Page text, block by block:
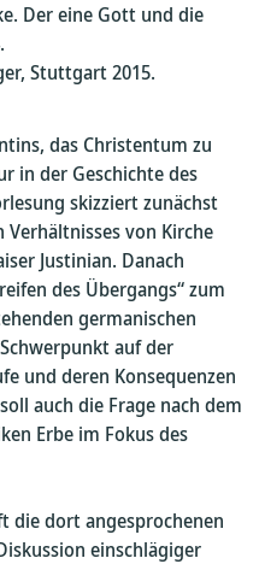
Der eine Gott und die
Stuttgart 2015.
das Christentum zu
in der Geschichte des
skizziert zunächst
Verhältnisses von Kirche
Justinian. Danach
des Übergangs“ zum
germanischen
auf der
und deren Konsequenzen
auch die Frage nach dem
Erbe im Fokus des
die dort angesprochenen
einschlägiger